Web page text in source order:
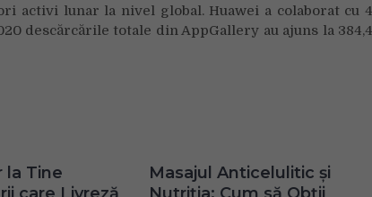
activi lunar la nivel global. Huawei a colaborat cu 4
descărcările totale din AppGallery au ajuns la 384,4
la Tine
Masajul Anticelulitic și